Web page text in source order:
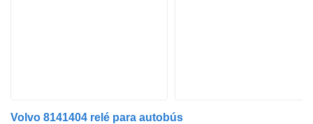
Volvo 8141404 relé para autobús